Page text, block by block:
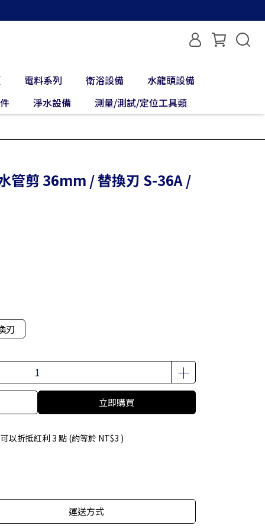
電料系列 衛浴設備
水龍頭設備
淨水設備 測量/測試/定位工具類
管剪 36mm / 替換刃 S-36A /
刃
立即購買
以折抵紅利 3 點 (約等於 NT$3 )
運送方式